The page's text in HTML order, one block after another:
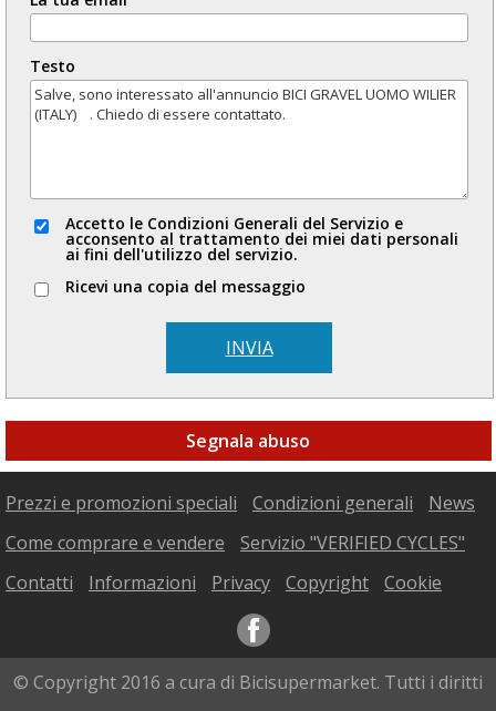
Testo
Accetto le Condizioni Generali del Servizio e
acconsento al trattamento dei miei dati personali
ai fini dell'utilizzo del servizio.
Ricevi una copia del messaggio
INVIA
Segnala abuso
Prezzi e promozioni speciali Condizioni generali
News
Come comprare e vendere
Servizio "VERIFIED CYCLES"
Contatti
Informazioni Privacy Copyright Cookie
© Copyright 2016 a cura di Bicisupermarket. Tutti i diritti